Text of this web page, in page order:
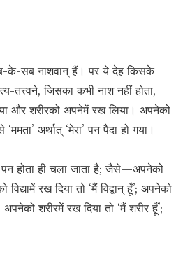
के-सब नाशवान् हैं। पर ये देह किसके
तत्त्वने, जिसका कभी नाश नहीं होता,
और शरीरको अपनेमें रख लिया। अपनेको
अर्थात् ‘मेरा’ पन पैदा हो गया।
होता ही चला जाता है; जैसे—अपनेको
रख दिया तो ‘मैं विद्वान् हूँ’; अपनेको
अपनेको शरीरमें रख दिया तो ‘मैं शरीर हूँ’;